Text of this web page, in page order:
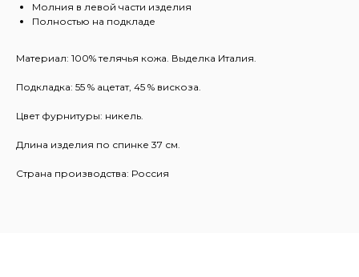
Молния в левой части изделия
Полностью на подкладе
Материал: 100% телячья кожа. Выделка Италия.
Подкладка: 55 % ацетат, 45 % вискоза.
Цвет фурнитуры: никель.
Длина изделия по спинке 37 см.
Страна производства: Россия